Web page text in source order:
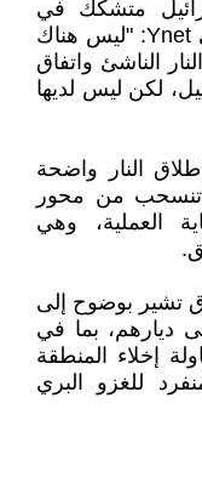
متشكك في
مزاعم النصر. كتب يوسي يهوشوا في Ynet: "ليس هناك
الناشئ واتفاق
لكن ليس لديها
النار واضحة
تنسحب من محور
العملية، وهي
تشير بوضوح إلى
ديارهم، بما في
إخلاء المنطقة
للغزو البري